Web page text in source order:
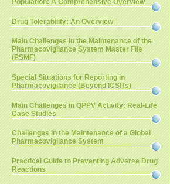
Population: A Comprehensive Overview
Drug Tolerability: An Overview
Main Challenges in the Maintenance of the
Pharmacovigilance System Master File
(PSMF)
Special Situations for Reporting in
Pharmacovigilance (Beyond ICSRs)
Main Challenges in QPPV Activity: Real-Life
Case Studies
Challenges in the Maintenance of a Global
Pharmacovigilance System
Practical Guide to Preventing Adverse Drug
Reactions